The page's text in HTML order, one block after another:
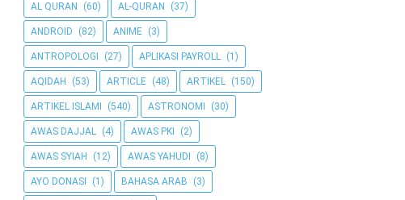
AL QURAN (60) AL-QURAN (37)
ANDROID (82) ANIME (3)
ANTROPOLOGI (27) APLIKASI PAYROLL (1)
AQIDAH (53) ARTICLE (48) ARTIKEL (150)
ARTIKEL ISLAMI (540) ASTRONOMI (30)
AWAS DAJJAL (4) AWAS PKI (2)
AWAS SYIAH (12) AWAS YAHUDI (8)
AYO DONASI (1) BAHASA ARAB (3)